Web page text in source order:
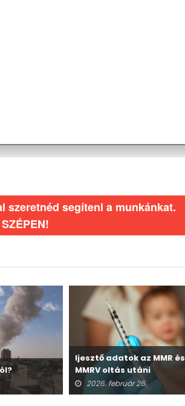
szeretnéd segíteni a munkánkat.
Ijesztő adatok az MMR és
MMRV oltás utáni
halálesetekről
2026. február 26.